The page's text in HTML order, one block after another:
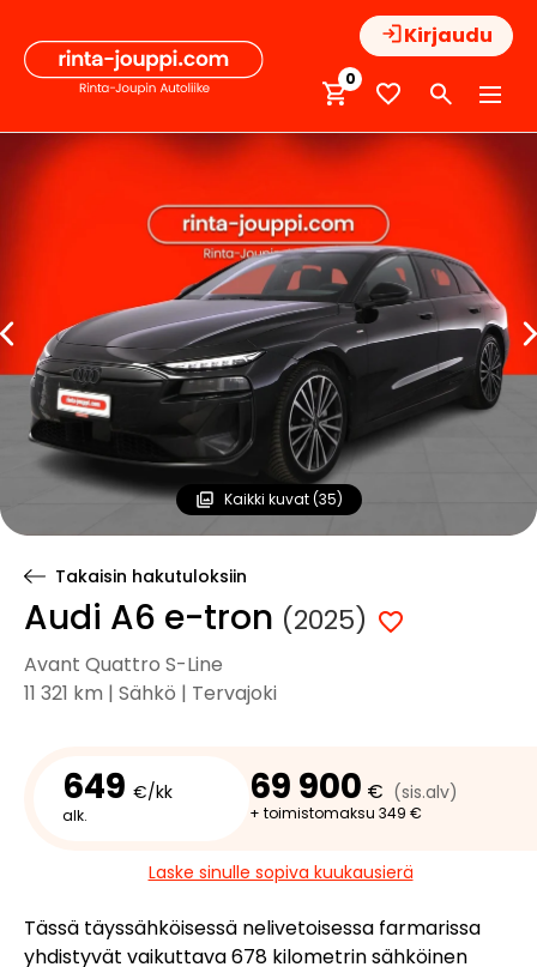
sisältöön
Kirjaudu
0
Kaikki kuvat (35)
Takaisin hakutuloksiin
Audi A6 e-tron (2025)
Avant Quattro S-Line
11 321 km | Sähkö | Tervajoki
649 €/kk
alk.
69 900 € (sis.alv)
+ toimistomaksu 349 €
Laske sinulle sopiva kuukausierä
Tässä täyssähköisessä nelivetoisessa farmarissa
yhdistyvät vaikuttava 678 kilometrin sähköinen